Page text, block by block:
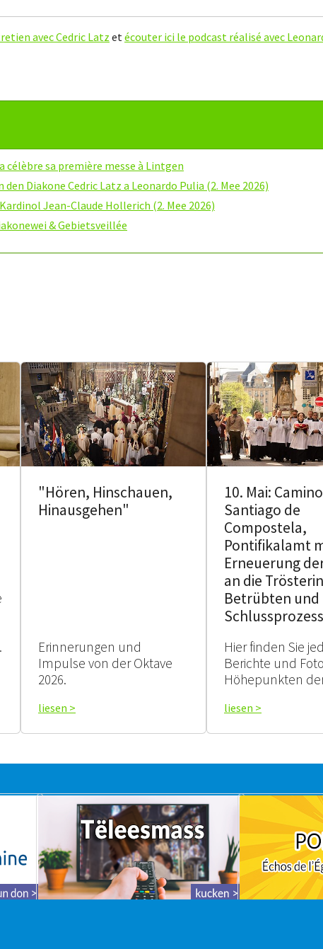
avec Cedric Latz etécouter ici le podcast réalisé avec
célèbre sa première messe à Lintgen
Diakone Cedric Latz a Leonardo Pulia (2. Mee 2026)
Jean-Claude Hollerich (2. Mee 2026)
& Gebietsveillée
"Hören, Hinschauen,
Hinausgehen"
Erinnerungen und
Impulse von der Oktave
2026.
liesen >
10. Mai:
Santiago de
Compostela,
Pontifikalamt
Erneuerung
an die
Betrübten und
Hier finden Sie
Berichte und
Höhepunkten
liesen >